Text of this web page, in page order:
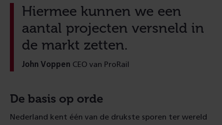
Hiermee kunnen we een
aantal projecten versneld in
de markt zetten.
John Voppen CEO van ProRail
De basis op orde
Nederland kent één van de drukste sporen ter wereld